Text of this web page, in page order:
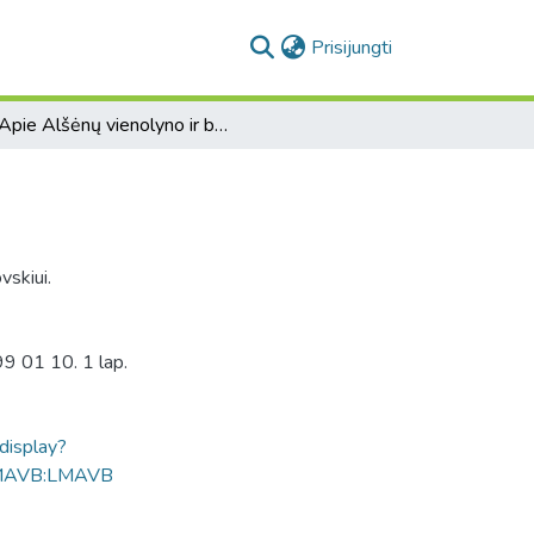
Prisijungti
[Apie Alšėnų vienolyno ir bažnyčios reikalus].
01 10. 1 lap.